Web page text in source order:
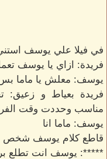
في فيلا علي يوسف
فريدة: ازاي يا يوسف
يوسف: معلش يا ماما
فريدة بعياط و
مناسب وحددت وقت
يوسف: ماما انا
قاطع كلام يوسف شخص
*****: يوسف انت تطلع